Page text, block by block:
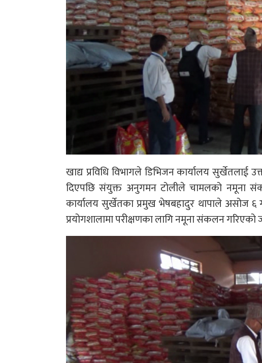
खाद्य प्रविधि विभागले डिभिजन कार्यालय सुर्खेतलाई
दिएपछि संयुक्त अनुगमन टोलीले चामलको नमूना
कार्यालय सुर्खेतका प्रमुख भेषबहादुर थापाले असोज
प्रयोगशालामा परीक्षणका लागि नमूना संकलन गरिएको